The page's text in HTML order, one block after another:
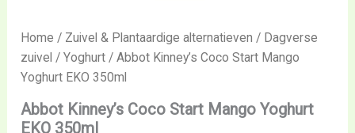
Home / Zuivel & Plantaardige alternatieven / Dagverse
zuivel /Yoghurt / Abbot Kinney’s Coco Start Mango
Yoghurt EKO 350ml
Abbot Kinney’s Coco Start Mango Yoghurt
EKO 350ml